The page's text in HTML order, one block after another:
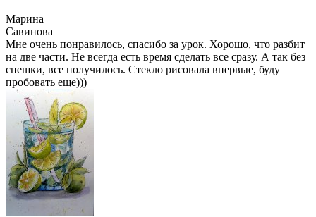
Марина
Савинова
Мне очень понравилось, спасибо за урок. Хорошо, что разбит
на две части. Не всегда есть время сделать все сразу. А так без
спешки, все получилось. Стекло рисовала впервые, буду
пробовать еще)))